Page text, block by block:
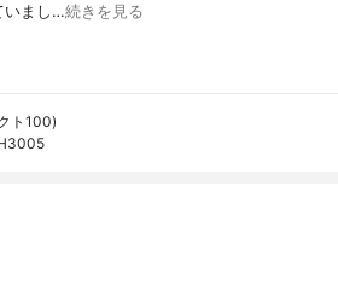
いまし…続きを見る
ト100)